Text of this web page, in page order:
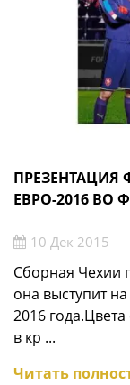
ЕВРО-2016 ВО
10 Дек 2015
Сборная Чехии
она выступит
2016
в кр ...
Читать